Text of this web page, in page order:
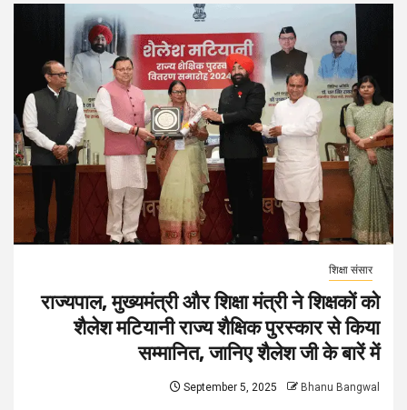
शिक्षा संसार
राज्यपाल, मुख्यमंत्री और शिक्षा मंत्री ने शिक्षकों को
शैलेश मटियानी राज्य शैक्षिक पुरस्कार से किया
सम्मानित, जानिए शैलेश जी के बारें में
September 5, 2025 Bhanu Bangwal